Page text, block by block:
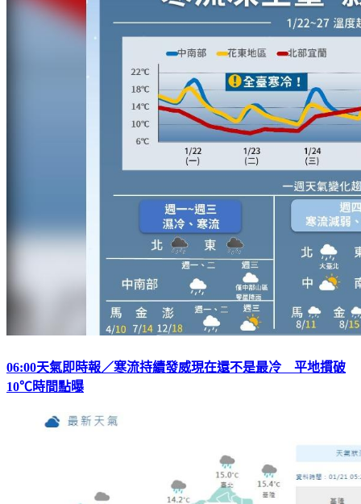
06:00天氣即時報／寒流持續發威現在還不是最冷 平地摜破
10℃時間點曝